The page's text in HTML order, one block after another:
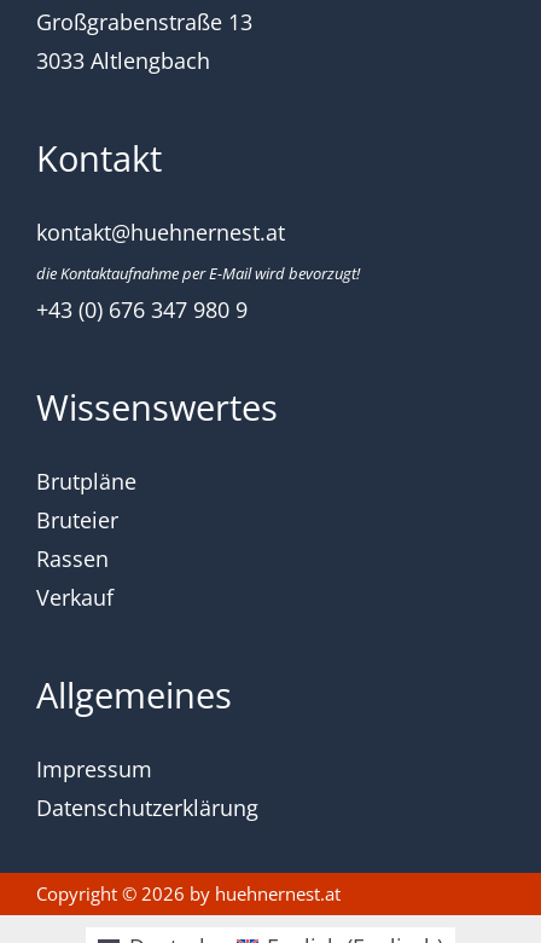
Großgrabenstraße 13
3033 Altlengbach
Kontakt
kontakt@huehnernest.at
die Kontaktaufnahme per E-Mail wird bevorzugt!
+43 (0) 676 347 980 9
Wissenswertes
Brutpläne
Bruteier
Rassen
Verkauf
Allgemeines
Impressum
Datenschutzerklärung
Copyright © 2026 by huehnernest.at